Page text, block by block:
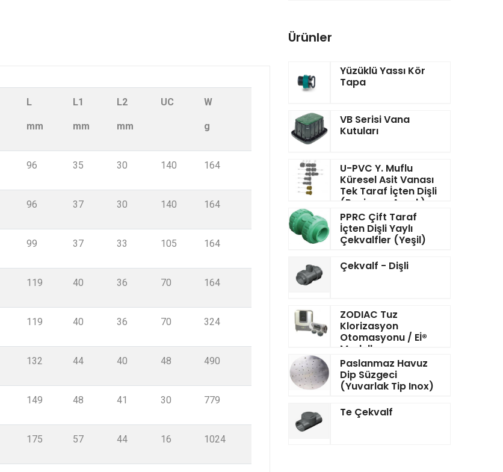
L
mm
L1
mm
L2
mm
UC W
g
96 35 30 140 164
96 37 30 140 164
99 37 33 105 164
119 40 36 70 164
119 40 36 70 324
132 44 40 48 490
149 48 41 30 779
175 57 44 16 1024
Ürünler
Yüzüklü Yassı Kör
Tapa
VB Serisi Vana
Kutuları
U-PVC Y. Muflu
Küresel Asit Vanası
Tek Taraf İçten Dişli
(Pozisyon Ayarlı)
FPM
PPRC Çift Taraf
İçten Dişli Yaylı
Çekvalfler (Yeşil)
Çekvalf - Dişli
ZODIAC Tuz
Klorizasyon
Otomasyonu / Eİ®
Modeller
Paslanmaz Havuz
Dip Süzgeci
(Yuvarlak Tip Inox)
Te Çekvalf